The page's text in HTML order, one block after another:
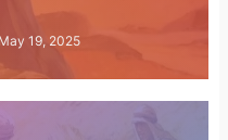
May 19, 2025